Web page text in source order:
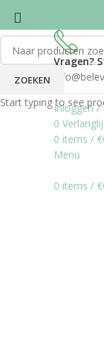
Vragen?
Inloggen /
0
0 items / €
Menu
0 items / €
ZOEKEN
Start typing to see